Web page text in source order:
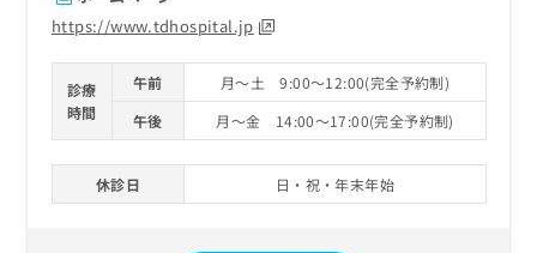
https://www.tdhospital.jp
診療
時間
午前
月～土 9:00～12:00(完全予約制)
午後
月～金 14:00～17:00(完全予約制)
休診日 日・祝・年末年始